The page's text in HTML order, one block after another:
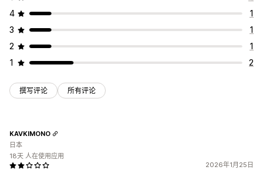
4
1
3
1
2
1
1
2
撰写评论 所有评论
2026年1月25日
KAVKIMONO
日本
18天 人在使用应用